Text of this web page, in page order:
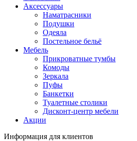
Аксессуары
Наматрасники
Подушки
Одеяла
Постельное бельё
Мебель
Прикроватные тумбы
Комоды
Зеркала
Пуфы
Банкетки
Туалетные столики
Дисконт-центр мебели
Акции
Информация для клиентов